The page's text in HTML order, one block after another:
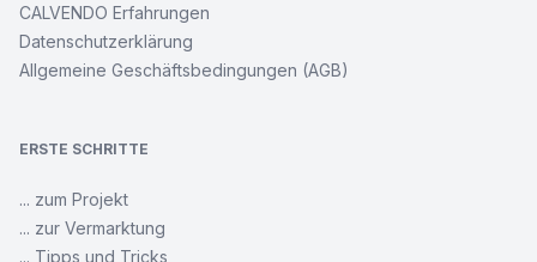
CALVENDO Erfahrungen
Datenschutzerklärung
Allgemeine Geschäftsbedingungen (AGB)
ERSTE SCHRITTE
... zum Projekt
... zur Vermarktung
... Tipps und Tricks